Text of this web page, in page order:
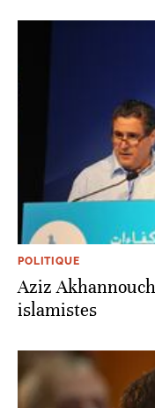
POLITIQUE
Aziz
islamistes